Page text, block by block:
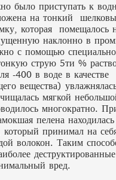
было приступать к
на тонкий
которая помещалось
наклонно в
с помощью
струю 5ти %
-400 в воде в качестве
вещества)
мягкой
многократно.
пелена
принимал на
волокон. Таким
вред.